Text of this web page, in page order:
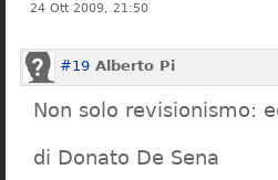
24 Ott 2009, 21:50
#19 Alberto Pi
Non solo revisionismo:
di Donato De Sena